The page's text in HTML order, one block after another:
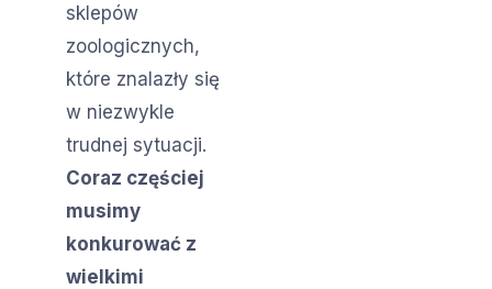
sklepów
zoologicznych,
które znalazły się
w niezwykle
trudnej sytuacji.
Coraz częściej
musimy
konkurować z
wielkimi